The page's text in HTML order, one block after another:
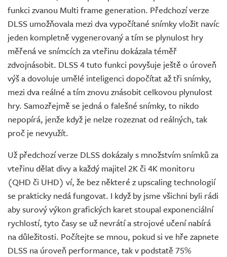
funkci zvanou Multi frame generation. Předchozí verze
DLSS umožňovala mezi dva vypočítané snímky vložit navíc
jeden kompletně vygenerovaný a tím se plynulost hry
měřená ve snímcích za vteřinu dokázala téměř
zdvojnásobit. DLSS 4 tuto funkci povyšuje ještě o úroveň
výš a dovoluje umělé inteligenci dopočítat až tři snímky,
mezi dva reálné a tím znovu znásobit celkovou plynulost
hry. Samozřejmě se jedná o falešné snímky, to nikdo
nepopírá, jenže když je nelze rozeznat od reálných, tak
proč je nevyužít.
Už předchozí verze DLSS dokázaly s množstvím snímků za
vteřinu dělat divy a každý majitel 2K či 4K monitoru
(QHD či UHD) ví, že bez některé z upscaling technologií
se prakticky nedá fungovat. I když by jsme všichni byli rádi
aby surový výkon grafických karet stoupal exponenciální
rychlostí, tyto časy se už nevrátí a strojové učení nabírá
na důležitosti. Počítejte se mnou, pokud si ve hře zapnete
DLSS na úroveň performance, tak v podstatě 75%